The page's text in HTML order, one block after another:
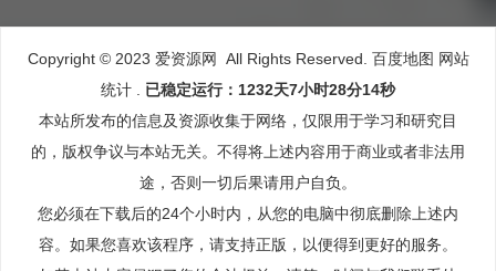
Copyright © 2023 爱资源网 All Rights Reserved. 百度地图 网站
统计
已稳定运行：1232天7小时28分15秒
本站所发布的信息及资源收集于网络，仅限用于学习和研究目
的，版权争议与本站无关。不得将上述内容用于商业或者非法用
途，否则一切后果请用户自负。
您必须在下载后的24个小时内，从您的电脑中彻底删除上述内
容。如果您喜欢该程序，请支持正版，以便得到更好的服务。